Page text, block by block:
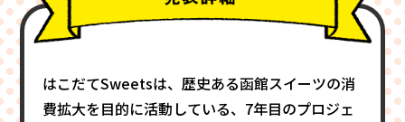
はこだてSweetsは、歴史ある函館スイーツの消
費拡大を目的に活動している、7年目のプロジェ